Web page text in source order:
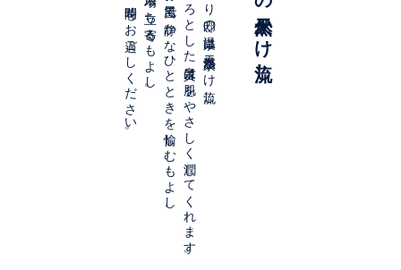
とろとろとした泉質は肌をやさしく潤してくれます。
離れのお風呂で静かなひとときを愉しむもよし、
思い思いの時間をお過ごしください。